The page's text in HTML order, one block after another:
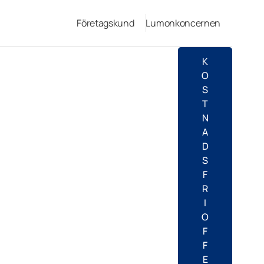
Företagskund Lumonkoncernen
K
O
S
T
N
A
D
S
F
R
I
O
F
F
E